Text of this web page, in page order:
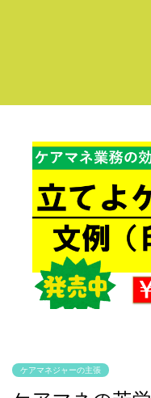
ケアマネジャーの主張